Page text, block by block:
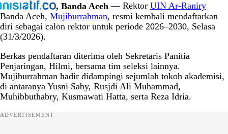
, Banda Aceh — Rektor UIN Ar-Raniry
Banda Aceh, Mujiburrahman, resmi kembali mendaftarkan
diri sebagai calon rektor untuk periode 2026–2030, Selasa
(31/3/2026).
Berkas pendaftaran diterima oleh Sekretaris Panitia
Penjaringan, Hilmi, bersama tim seleksi lainnya.
Mujiburrahman hadir didampingi sejumlah tokoh akademisi,
di antaranya Yusni Saby, Rusjdi Ali Muhammad,
Muhibbuthabry, Kusmawati Hatta, serta Reza Idria.
ADVERTISEMENT